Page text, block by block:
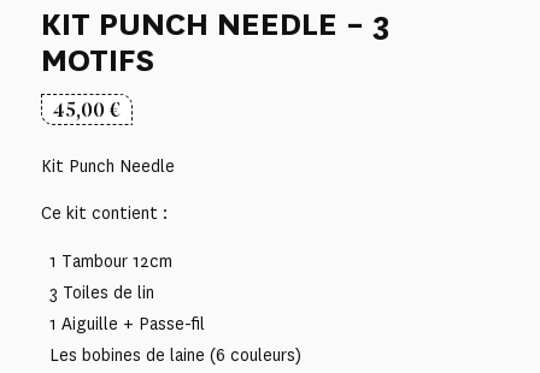
KIT PUNCH NEEDLE – 3
MOTIFS
45,00€
Kit Punch Needle
Ce kit contient :
1 Tambour 12cm
3 Toiles de lin
1 Aiguille + Passe-fil
Les bobines de laine (6 couleurs)